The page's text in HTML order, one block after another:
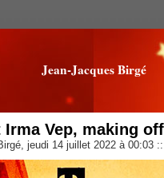
Jean-Jacques Birgé
Irma Vep, making
jeudi 14 juillet 2022 à 00:03 ::